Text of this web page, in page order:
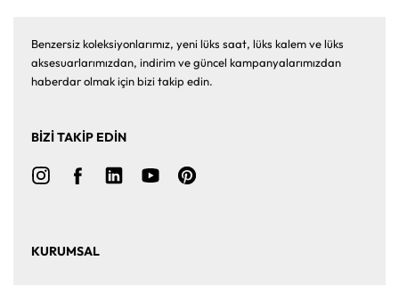
Benzersiz koleksiyonlarımız, yeni lüks saat, lüks kalem ve lüks
aksesuarlarımızdan, indirim ve güncel kampanyalarımızdan
haberdar olmak için bizi takip edin.
BİZİ TAKİP EDİN
KURUMSAL